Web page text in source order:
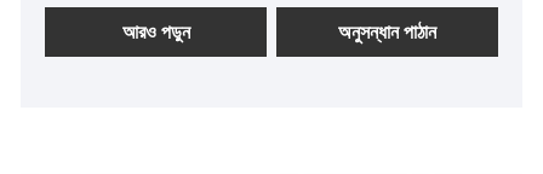
সাথে খাপ খাইয়ে, ব্যাপক উন্নয়ন, সকল স্তরের বন্ধুদের পরিদর্শন করতে
আসাকে স্বাগত জানাই, নির্দেশিকা এবং ব্যবসায়িক আলোচনা।
আরও পড়ুন অনুসন্ধান পাঠান